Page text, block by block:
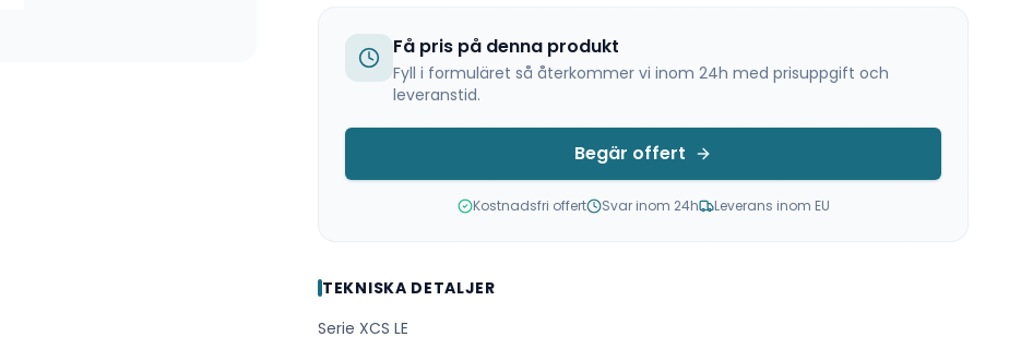
Få pris på denna produkt
Fyll i formuläret så återkommer vi inom 24h med prisuppgift och
leveranstid.
Begär offert
Kostnadsfri offert Svar inom 24h Leverans inom EU
TEKNISKA DETALJER
Serie XCS LE